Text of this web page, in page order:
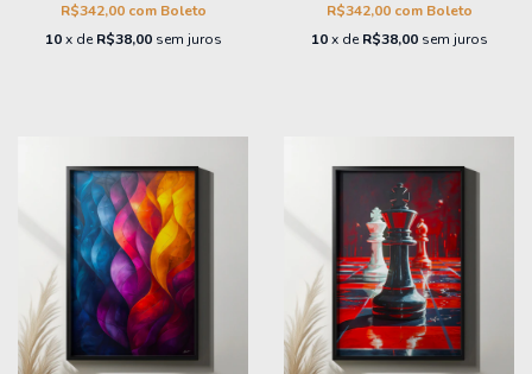
R$342,00 com Boleto
10 x de R$38,00 sem juros
R$342,00 com Boleto
10 x de R$38,00 sem juros